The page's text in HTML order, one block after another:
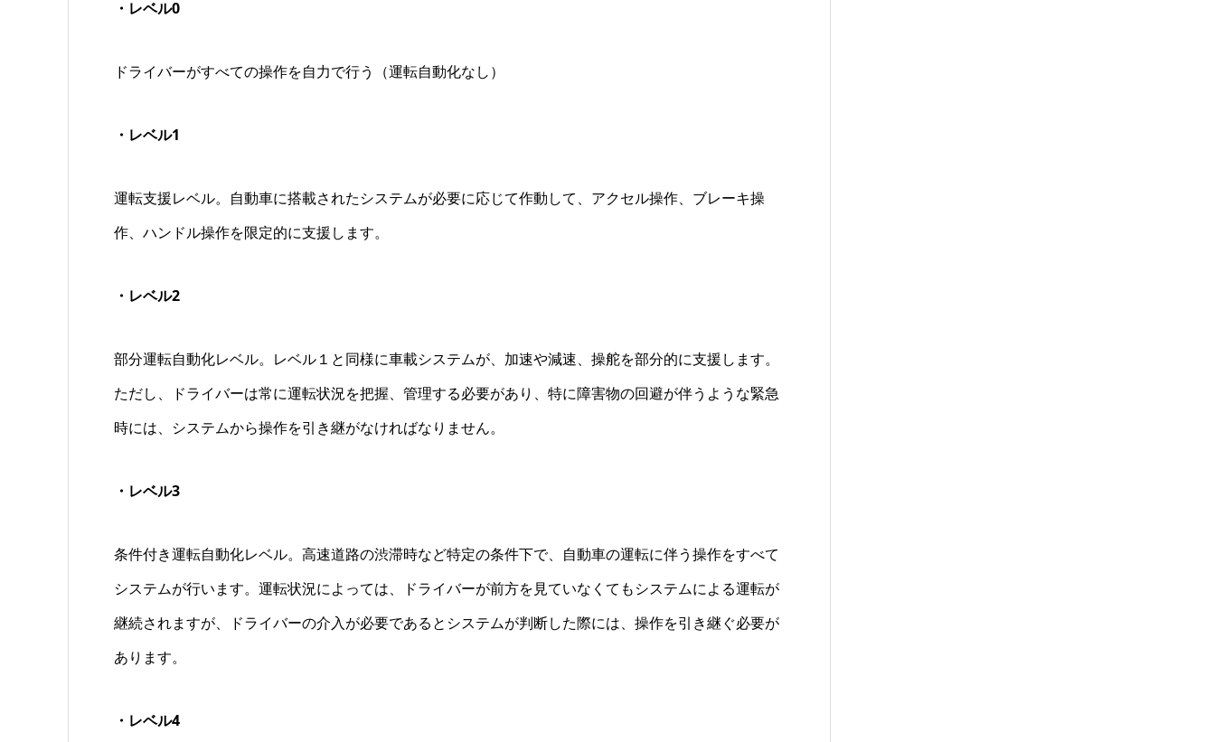
・レベル0
ドライバーがすべての操作を自力で行う（運転自動化なし）
・レベル1
運転支援レベル。自動車に搭載されたシステムが必要に応じて作動して、アクセル操作、ブレーキ操
作、ハンドル操作を限定的に支援します。
・レベル2
部分運転自動化レベル。レベル１と同様に車載システムが、加速や減速、操舵を部分的に支援します。
ただし、ドライバーは常に運転状況を把握、管理する必要があり、特に障害物の回避が伴うような緊急
時には、システムから操作を引き継がなければなりません。
・レベル3
条件付き運転自動化レベル。高速道路の渋滞時など特定の条件下で、自動車の運転に伴う操作をすべて
システムが行います。運転状況によっては、ドライバーが前方を見ていなくてもシステムによる運転が
継続されますが、ドライバーの介入が必要であるとシステムが判断した際には、操作を引き継ぐ必要が
あります。
・レベル4